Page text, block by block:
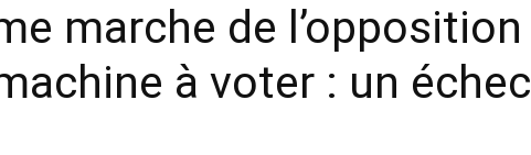
marche de l’opposition
à voter : un échec